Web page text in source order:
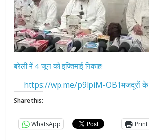
बरेली में 4 जून को इज्तिमाई निकाह!
https://wp.me/p9lpiM-OB1मजदूरों के
Share this:
WhatsApp Print